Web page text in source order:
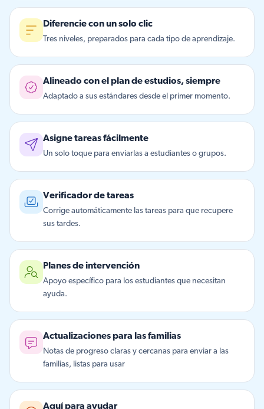
Diferencie con un solo clic
Tres niveles, preparados para cada tipo de aprendizaje.
Alineado con el plan de estudios, siempre
Adaptado a sus estándares desde el primer momento.
Asigne tareas fácilmente
Un solo toque para enviarlas a estudiantes o grupos.
Verificador de tareas
Corrige automáticamente las tareas para que recupere
sus tardes.
Planes de intervención
Apoyo específico para los estudiantes que necesitan
ayuda.
Actualizaciones para las familias
Notas de progreso claras y cercanas para enviar a las
familias, listas para usar
Aquí para ayudar